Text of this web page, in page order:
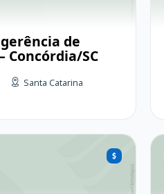
de
Concórdia/SC
Santa Catarina